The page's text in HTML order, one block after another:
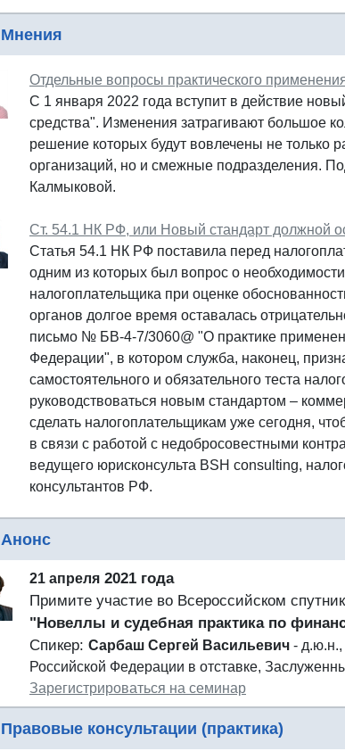
Мнения
Отдельные вопросы практического
С 1 января 2022 года вступит в действие
средства". Изменения затрагивают большое
решение которых будут вовлечены не только
организаций, но и смежные подразделения.
Калмыковой.
Ст. 54.1 НК РФ, или Новый стандарт должной
Статья 54.1 НК РФ поставила перед
одним из которых был вопрос о
налогоплательщика при оценке
органов долгое время оставалась
письмо № БВ-4-7/3060@ "О практике
Федерации", в котором служба, наконец,
самостоятельного и обязательного теста
руководствоваться новым стандартом –
сделать налогоплательщикам уже сегодня,
в связи с работой с недобросовестными
ведущего юрисконсульта BSH consulting,
консультантов РФ.
Анонс
21 апреля 2021 года
Примите участие во Всероссийском
"Новеллы и судебная практика по
Спикер: Сарбаш Сергей Васильевич -
Российской Федерации в отставке,
Зарегистрироваться на семинар
Правовые консультации (практика)